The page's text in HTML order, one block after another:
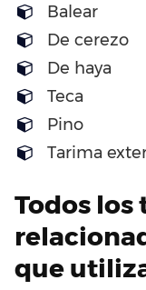
Balear
De cerezo
De haya
Teca
Pino
Tarima
Todos los
que